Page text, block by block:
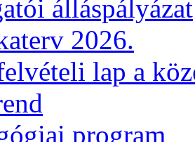
álláspályázat
2026.
lap a
program